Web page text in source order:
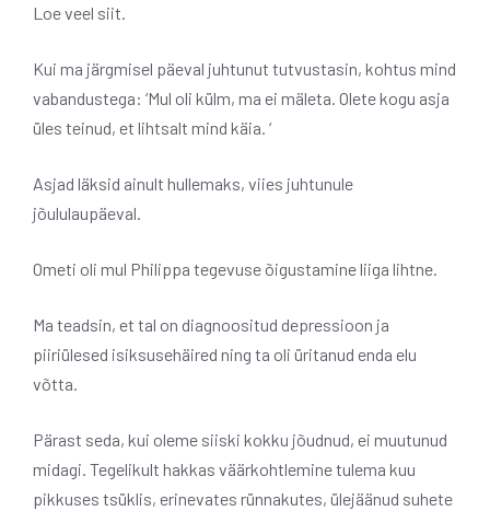
Loe veel siit.
Kui ma järgmisel päeval juhtunut tutvustasin, kohtus mind
vabandustega: ‘Mul oli külm, ma ei mäleta. Olete kogu asja
üles teinud, et lihtsalt mind käia. ‘
Asjad läksid ainult hullemaks, viies juhtunule
jõululaupäeval.
Ometi oli mul Philippa tegevuse õigustamine liiga lihtne.
Ma teadsin, et tal on diagnoositud depressioon ja
piiriülesed isiksusehäired ning ta oli üritanud enda elu
võtta.
Pärast seda, kui oleme siiski kokku jõudnud, ei muutunud
midagi. Tegelikult hakkas väärkohtlemine tulema kuu
pikkuses tsüklis, erinevates rünnakutes, ülejäänud suhete